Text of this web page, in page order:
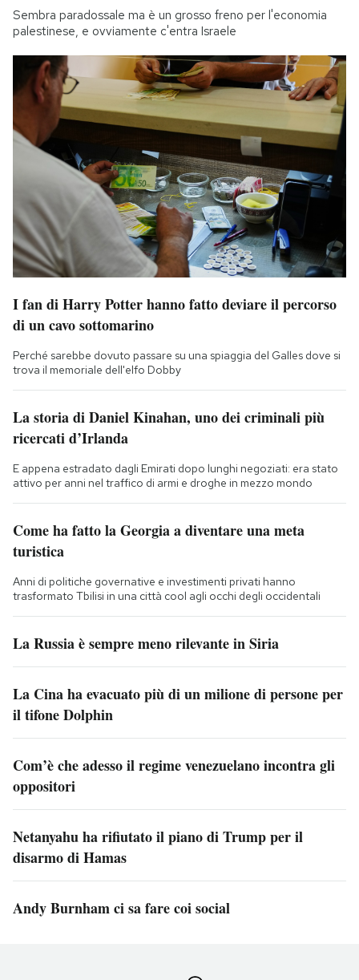
Sembra paradossale ma è un grosso freno per l'economia
palestinese, e ovviamente c'entra Israele
I fan di Harry Potter hanno fatto deviare il percorso
di un cavo sottomarino
Perché sarebbe dovuto passare su una spiaggia del Galles dove si
trova il memoriale dell'elfo Dobby
La storia di Daniel Kinahan, uno dei criminali più
ricercati d’Irlanda
E appena estradato dagli Emirati dopo lunghi negoziati: era stato
attivo per anni nel traffico di armi e droghe in mezzo mondo
Come ha fatto la Georgia a diventare una meta
turistica
Anni di politiche governative e investimenti privati hanno
trasformato Tbilisi in una città cool agli occhi degli occidentali
La Russia è sempre meno rilevante in Siria
La Cina ha evacuato più di un milione di persone per
il tifone Dolphin
Com’è che adesso il regime venezuelano incontra gli
oppositori
Netanyahu ha rifiutato il piano di Trump per il
disarmo di Hamas
Andy Burnham ci sa fare coi social